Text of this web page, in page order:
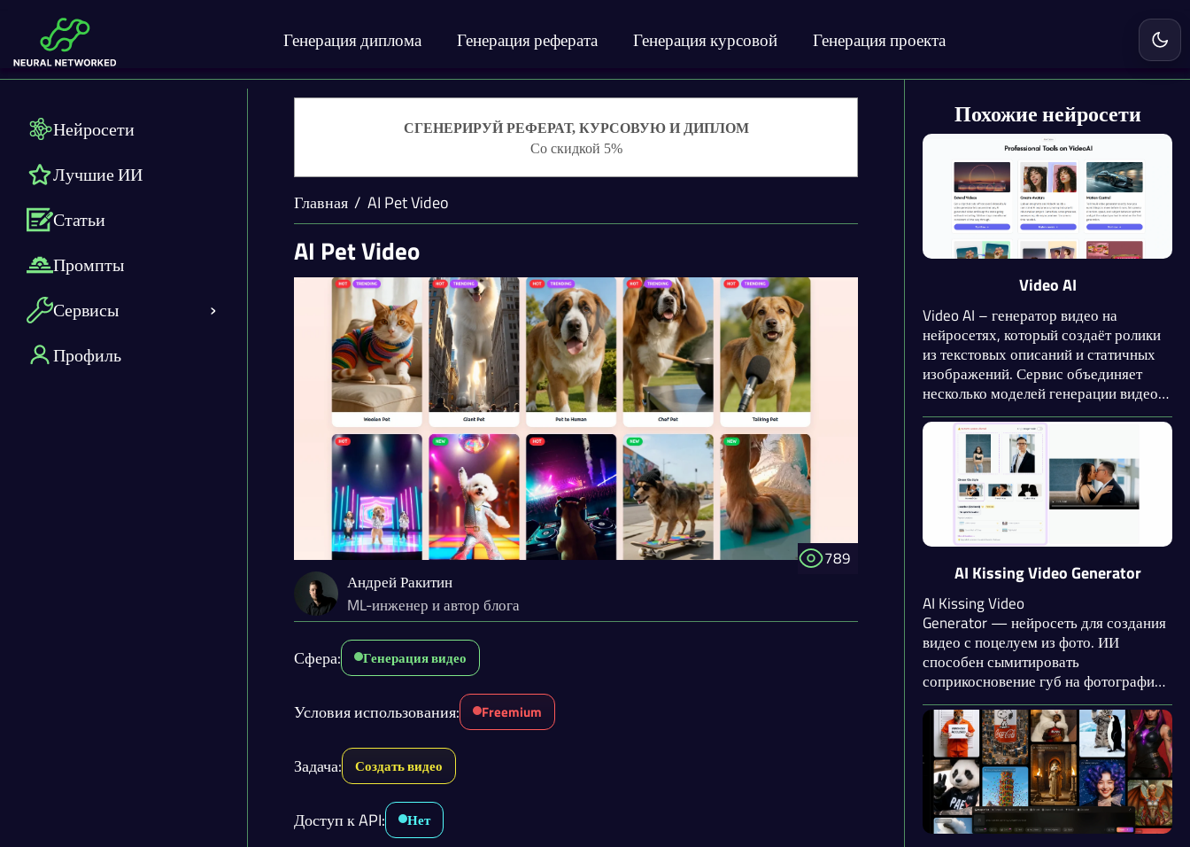
Генерация диплома Генерация реферата Генерация курсовой Генерация проекта
Нейросети
Лучшие ИИ
Статьи
Промпты
Сервисы
Профиль
СГЕНЕРИРУЙ РЕФЕРАТ, КУРСОВУЮ И ДИПЛОМ
Со скидкой 5%
Главная AI Pet Video
AI Pet Video
789
Андрей Ракитин
ML-инженер и автор блога
Сфера: Генерация видео
Условия использования: Freemium
Задача: Создать видео
Доступ к API: Нет
Похожие нейросети
Video AI
Video AI – генератор видео на
нейросетях, который создаёт ролики
из текстовых описаний и статичных
изображений. Сервис объединяет
несколько моделей генерации видео в
одном интерфейсе: Kling, Wan,
Seedance и Veo. Пользователь
выбирает модель в зависимости от
задачи и стиля, который хочет
получить.
AI Kissing Video Generator
AI Kissing Video
Generator — нейросеть для создания
видео с поцелуем из фото. ИИ
способен сымитировать
соприкосновение губ на фотографиях
с поразительной реалистичностью,
будто бы это настоящие кадры из
фильма или домашнего архива.
Можно настроить тип поцелуя,
выбрать локацию и экспортировать
видео в формате 4K.